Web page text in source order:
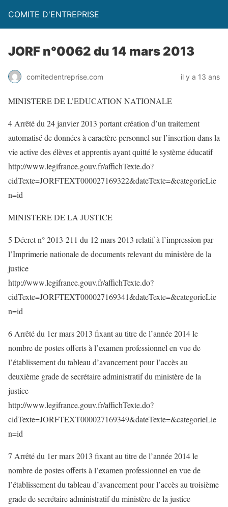
COMITE D'ENTREPRISE
JORF n°0062 du 14 mars 2013
comitedentreprise.com il y a 13 ans
MINISTERE DE L’EDUCATION NATIONALE
4 Arrêté du 24 janvier 2013 portant création d’un traitement
automatisé de données à caractère personnel sur l’insertion dans la
vie active des élèves et apprentis ayant quitté le système éducatif
http://www.legifrance.gouv.fr/affichTexte.do?
cidTexte=JORFTEXT000027169322&dateTexte=&categorieLie
n=id
MINISTERE DE LA JUSTICE
5 Décret n° 2013-211 du 12 mars 2013 relatif à l’impression par
l’Imprimerie nationale de documents relevant du ministère de la
justice
http://www.legifrance.gouv.fr/affichTexte.do?
cidTexte=JORFTEXT000027169341&dateTexte=&categorieLie
n=id
6 Arrêté du 1er mars 2013 fixant au titre de l’année 2014 le
nombre de postes offerts à l’examen professionnel en vue de
l’établissement du tableau d’avancement pour l’accès au
deuxième grade de secrétaire administratif du ministère de la
justice
http://www.legifrance.gouv.fr/affichTexte.do?
cidTexte=JORFTEXT000027169349&dateTexte=&categorieLie
n=id
7 Arrêté du 1er mars 2013 fixant au titre de l’année 2014 le
nombre de postes offerts à l’examen professionnel en vue de
l’établissement du tableau d’avancement pour l’accès au troisième
grade de secrétaire administratif du ministère de la justice